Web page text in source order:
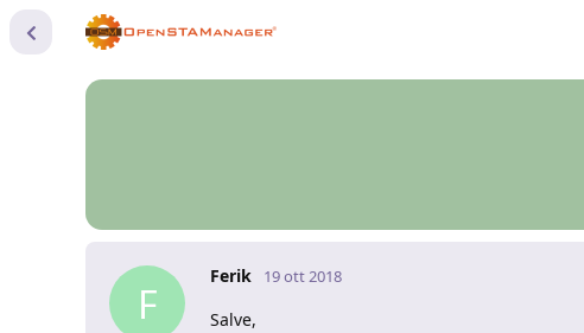
F
Ferik 19 ott 2018
Salve,